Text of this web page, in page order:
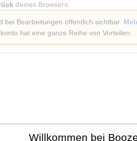
deines Browsers.
bei Bearbeitungen öffentlich sichtbar.
hat eine ganze Reihe von Vorteilen.
Willkommen bei